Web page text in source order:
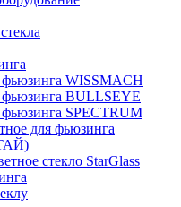
фьюзинга WISSMACH
фьюзинга BULLSEYE
фьюзинга SPECTRUM
для фьюзинга
стекло StarGlass